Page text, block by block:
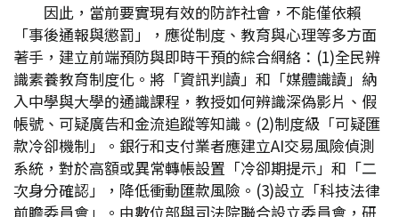
因此，當前要實現有效的防詐社會，不能僅依賴
「事後通報與懲罰」，應從制度、教育與心理等多方面
著手，建立前端預防與即時干預的綜合網絡：(1)全民辨
識素養教育制度化。將「資訊判讀」和「媒體識讀」納
入中學與大學的通識課程，教授如何辨識深偽影片、假
帳號、可疑廣告和金流追蹤等知識。(2)制度級「可疑匯
款冷卻機制」。銀行和支付業者應建立AI交易風險偵測
系統，對於高額或異常轉帳設置「冷卻期提示」和「二
次身分確認」，降低衝動匯款風險。(3)設立「科技法律
前瞻委員會」。由數位部與司法院聯合設立委員會，研